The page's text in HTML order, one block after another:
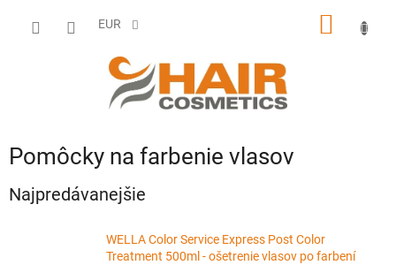
EUR
Pomôcky na farbenie vlasov
Najpredávanejšie
WELLA Color Service Express Post Color
Treatment 500ml - ošetrenie vlasov po farbení